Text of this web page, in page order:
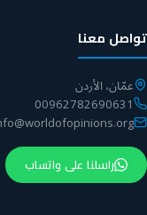
تواصل معنا
عمّان، الأردن
00962782690631
راسلنا على واتساب